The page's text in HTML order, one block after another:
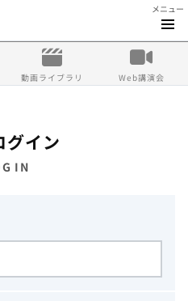
メニュー
動画ライブラリ Web講演会
グイン
IN